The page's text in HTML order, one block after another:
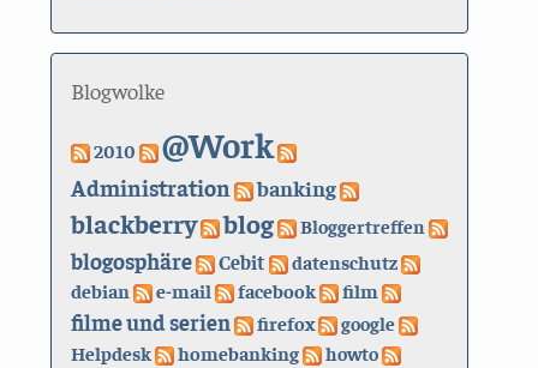
Blogwolke
2010 @Work
Administration banking
blackberry blog Bloggertreffen
blogosphäre Cebit datenschutz
debian e-mail facebook film
filme und serien firefox
google
Helpdesk
homebanking howto